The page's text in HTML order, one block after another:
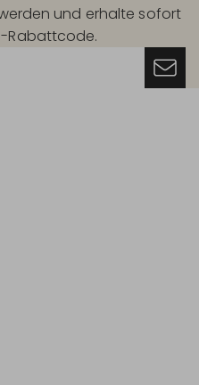
und erhalte sofort
-Rabattcode.